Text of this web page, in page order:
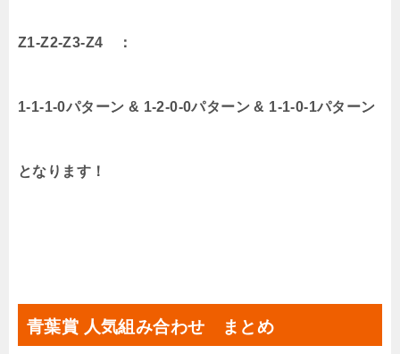
Z1-Z2-Z3-Z4 ：
1-1-1-0パターン & 1-2-0-0パターン & 1-1-0-1パターン
となります！
青葉賞 人気組み合わせ まとめ